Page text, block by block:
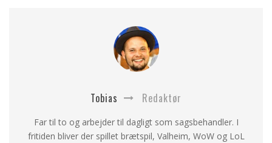
Tobias Redaktør
Far til to og arbejder til dagligt som sagsbehandler. I
fritiden bliver der spillet brætspil, Valheim, WoW og LoL